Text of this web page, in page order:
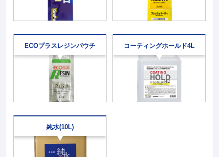
ECOプラスレジンパウチ コーティングホールド4L
純水(10L)